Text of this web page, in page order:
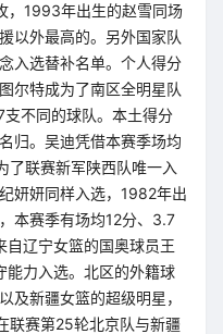
，1993年出生的赵雪同场
以外最高的。另外国家队
入选替补名单。个人得分
尔特成为了南区全明星队
不同的球队。本土得分
归。吴迪凭借本赛季场均
了联赛新军陕西队唯一入
妍妍同样入选，1982年出
本赛季有场均12分、3.7
辽宁女篮的国奥球员王
能力入选。北区的外籍球
及新疆女篮的超级明星，
联赛第25轮北京队与新疆